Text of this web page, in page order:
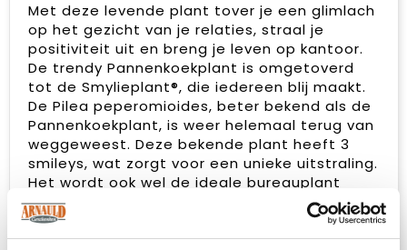
Met deze levende plant tover je een glimlach
op het gezicht van je relaties, straal je
positiviteit uit en breng je leven op kantoor.
De trendy Pannenkoekplant is omgetoverd
tot de Smylieplant®, die iedereen blij maakt.
De Pilea peperomioides, beter bekend als de
Pannenkoekplant, is weer helemaal terug van
weggeweest. Deze bekende plant heeft 3
smileys, wat zorgt voor een unieke uitstraling.
Het wordt ook wel de ideale bureauplant
genoemd, omdat zowel planten zelf als
lachen goed zijn voor de gezondheid.
Wanneer deze plant voldoende water en licht